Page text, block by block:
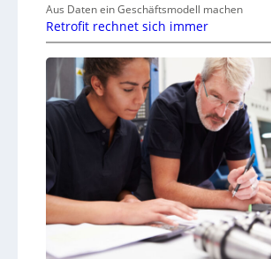
Aus Daten ein Geschäftsmodell machen
Retrofit rechnet sich immer